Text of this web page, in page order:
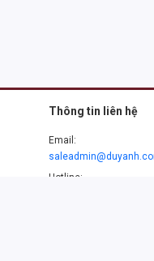
Thông tin liên hệ
Email:
Hotline: